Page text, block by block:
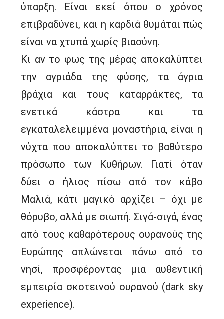
ύπαρξη. Είναι εκεί όπου ο χρόνος
επιβραδύνει, και η καρδιά θυμάται πώς
είναι να χτυπά χωρίς βιασύνη.
Κι αν το φως της μέρας αποκαλύπτει
την αγριάδα της φύσης, τα άγρια
βράχια και τους καταρράκτες, τα
ενετικά κάστρα και τα
εγκαταλελειμμένα μοναστήρια, είναι η
νύχτα που αποκαλύπτει το βαθύτερο
πρόσωπο των Κυθήρων. Γιατί όταν
δύει ο ήλιος πίσω από τον κάβο
Μαλιά, κάτι μαγικό αρχίζει – όχι με
θόρυβο, αλλά με σιωπή. Σιγά-σιγά, ένας
από τους καθαρότερους ουρανούς της
Ευρώπης απλώνεται πάνω από το
νησί, προσφέροντας μια αυθεντική
εμπειρία σκοτεινού ουρανού (dark sky
experience).